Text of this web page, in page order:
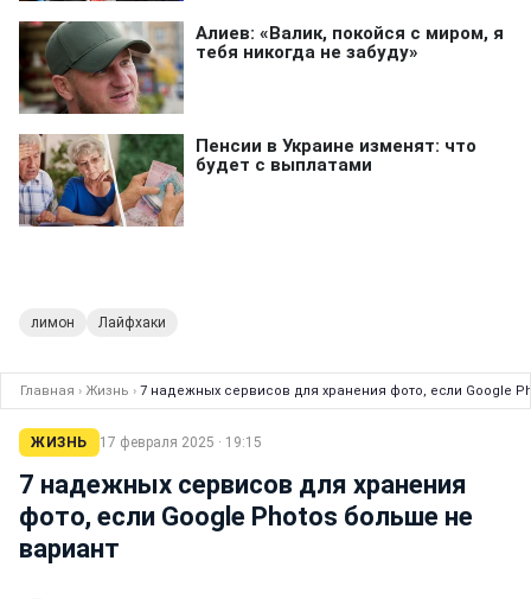
лимон Лайфхаки
Главная › Жизнь › 7 надежных сервисов для хранения фото, если Google
ЖИЗНЬ 17 февраля 2025 · 19:15
7 надежных сервисов для хранения
фото, если Google Photos больше не
вариант